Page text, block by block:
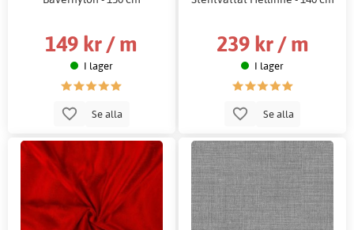
149 kr / m
I lager
Se alla
239 kr / m
I lager
Se alla